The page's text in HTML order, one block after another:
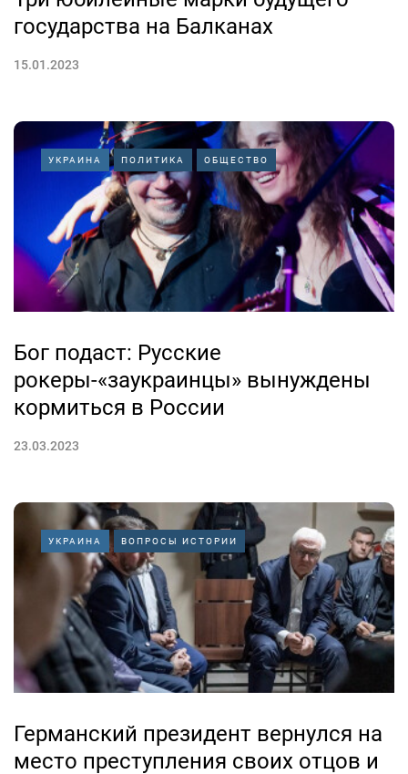
государства на Балканах
15.01.2023
УКРАИНА ПОЛИТИКА ОБЩЕСТВО
Бог подаст: Русские
рокеры-«заукраинцы» вынуждены
кормиться в России
23.03.2023
УКРАИНА ВОПРОСЫ ИСТОРИИ
Германский президент вернулся на
место преступления своих отцов и